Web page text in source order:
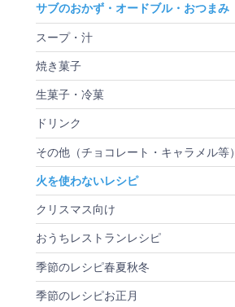
サブのおかず・オードブル・おつまみ
スープ・汁
焼き菓子
生菓子・冷菓
ドリンク
その他（チョコレート・キャラメル等）
火を使わないレシピ
クリスマス向け
おうちレストランレシピ
季節のレシピ春夏秋冬
季節のレシピお正月